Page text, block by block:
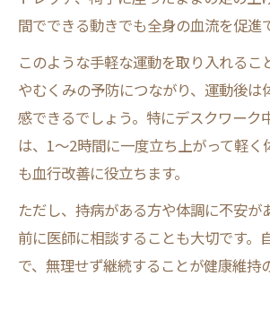
間でできる動きでも全身の血流を促進
このような手軽な運動を取り入れるこ
やむくみの予防につながり、運動後は
感できるでしょう。特にデスクワーク
は、1〜2時間に一度立ち上がって軽く
も血行改善に役立ちます。
ただし、持病がある方や体調に不安が
前に医師に相談することも大切です。
で、無理せず継続することが健康維持